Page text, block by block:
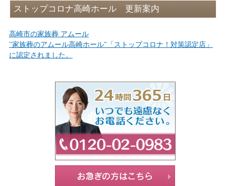
ストップコロナ高崎ホール 更新案内
高崎市の家族葬 アムール
"家族葬のアムール高崎ホール"「ストップコロナ！対策認定店」
に認定されました。